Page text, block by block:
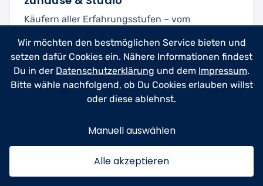
Käufern aller Erfahrungsstufen – vom
helfen, das richtige T...
Mehr lesen 5min
Wir möchten den bestmöglichen Service bieten und
setzen dafür Cookies ein. Nähere Informationen findest
Du in der Datenschutzerklärung und dem Impressum.
Bitte wähle nachfolgend, ob Du Cookies erlauben willst
oder diese ablehnst.
Manuell auswählen
Alle akzeptieren